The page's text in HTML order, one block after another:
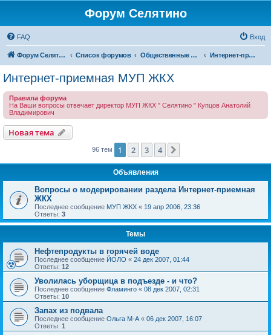
Форум Селятино
FAQ Вход
Форум Селятино Список форумов Общественные интернет-приемные Интернет-приемная МУП ЖКХ
Интернет-приемная МУП ЖКХ
Правила форума
На Ваши вопросы отвечает директор МУП ЖКХ " Селятино " Купцов Анатолий
Владимирович
Новая тема
96 тем 1 2 3 4
Объявления
Вопросы о модерировании раздела Интернет-приемная
ЖКХ
Последнее сообщение МУП ЖКХ « 19 апр 2006, 23:36
Ответы: 3
Темы
Нефтепродукты в горячей воде
Последнее сообщение ЙОЛО « 24 дек 2007, 01:44
Ответы: 12
Уволилась уборщица в подъезде - и что?
Последнее сообщение Фламинго « 08 дек 2007, 02:31
Ответы: 10
Запах из подвала
Последнее сообщение Ольга М-А « 06 дек 2007, 16:07
Ответы: 1